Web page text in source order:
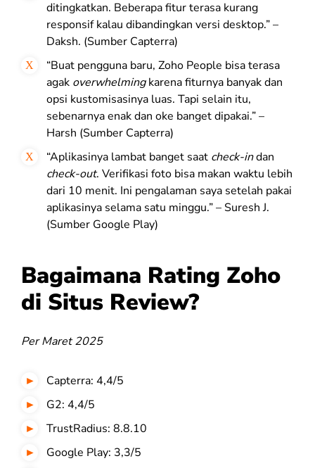
ditingkatkan. Beberapa fitur terasa kurang
responsif kalau dibandingkan versi desktop.” –
Daksh. (Sumber Capterra)
“Buat pengguna baru, Zoho People bisa terasa
agak overwhelmingkarena fiturnya banyak dan
opsi kustomisasinya luas. Tapi selain itu,
sebenarnya enak dan oke banget dipakai.” –
Harsh (Sumber Capterra)
“Aplikasinya lambat banget saat check-indan
check-out. Verifikasi foto bisa makan waktu lebih
dari 10 menit. Ini pengalaman saya setelah pakai
aplikasinya selama satu minggu.” – Suresh J.
(Sumber Google Play)
Bagaimana Rating Zoho
di Situs Review?
Per Maret 2025
Capterra: 4,4/5
G2: 4,4/5
TrustRadius: 8.8.10
Google Play: 3,3/5